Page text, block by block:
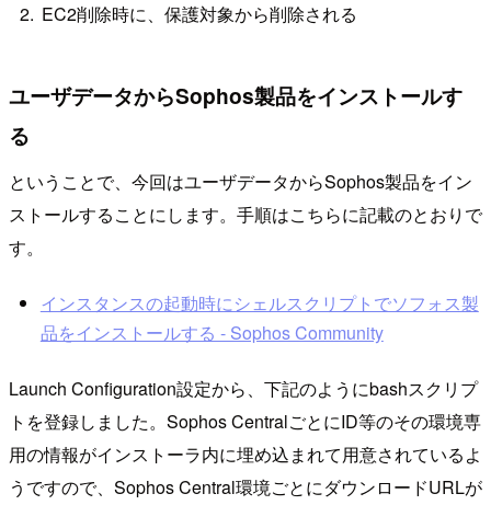
EC2削除時に、保護対象から削除される
ユーザデータからSophos製品をインストールす
る
ということで、今回はユーザデータからSophos製品をイン
ストールすることにします。手順はこちらに記載のとおりで
す。
インスタンスの起動時にシェルスクリプトでソフォス製
品をインストールする - Sophos Community
Launch Configuration設定から、下記のようにbashスクリプ
トを登録しました。Sophos CentralごとにID等のその環境専
用の情報がインストーラ内に埋め込まれて用意されているよ
うですので、Sophos Central環境ごとにダウンロードURLが